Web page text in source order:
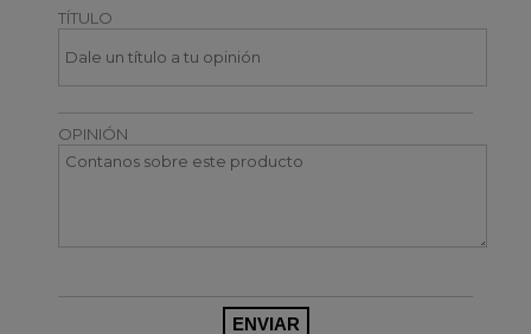
TÍTULO
OPINIÓN